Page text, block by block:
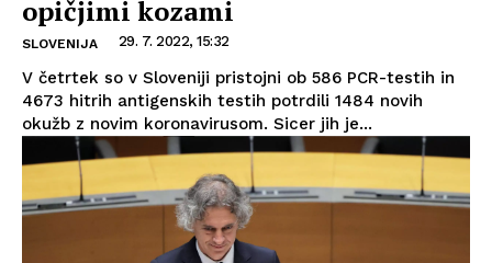
opičjimi kozami
SLOVENIJA 29. 7. 2022, 15:32
V četrtek so v Sloveniji pristojni ob 586 PCR-testih in
4673 hitrih antigenskih testih potrdili 1484 novih
okužb z novim koronavirusom. Sicer jih je...